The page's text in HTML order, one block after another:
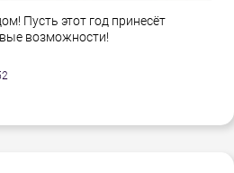
Пусть этот год принесёт
возможности!